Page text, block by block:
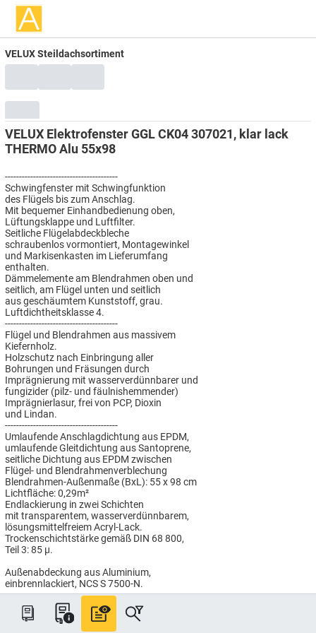
VELUX Steildachsortiment
VELUX Elektrofenster GGL CK04 307021, klar lack
THERMO Alu 55x98
----------------------------------------
Schwingfenster mit Schwingfunktion
des Flügels bis zum Anschlag.
Mit bequemer Einhandbedienung oben,
Lüftungsklappe und Luftfilter.
Seitliche Flügelabdeckbleche
schraubenlos vormontiert, Montagewinkel
und Markisenkasten im Lieferumfang
enthalten.
Dämmelemente am Blendrahmen oben und
seitlich, am Flügel unten und seitlich
aus geschäumtem Kunststoff, grau.
Luftdichtheitsklasse 4.
----------------------------------------
Flügel und Blendrahmen aus massivem
Kiefernholz.
Holzschutz nach Einbringung aller
Bohrungen und Fräsungen durch
Imprägnierung mit wasserverdünnbarer und
fungizider (pilz- und fäulnishemmender)
Imprägnierlasur, frei von PCP, Dioxin
und Lindan.
----------------------------------------
Umlaufende Anschlagdichtung aus EPDM,
umlaufende Gleitdichtung aus Santoprene,
seitliche Dichtung aus EPDM zwischen
Flügel- und Blendrahmenverblechung
Blendrahmen-Außenmaße (BxL): 55 x 98 cm
Lichtfläche: 0,29m²
Endlackierung in zwei Schichten
mit transparentem, wasserverdünnbarem,
lösungsmittelfreiem Acryl-Lack.
Trockenschichtstärke gemäß DIN 68 800,
Teil 3: 85 µ.
Außenabdeckung aus Aluminium,
einbrennlackiert, NCS S 7500-N.
----------------------------------------
THERMO Verglasung mit
sehr guten technischen Werten:
Wärmedurchgangswert Uw = 1,3 W/(m²K),